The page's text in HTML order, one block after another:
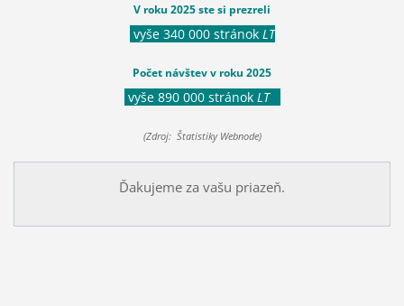
V roku 2025 ste si prezreli
vyše 340 000 stránok LT
Počet návštev v roku 2025
vyše 890 000 stránok LT
(Zdroj: Štatistiky Webnode)
Ďakujeme za vašu priazeň.